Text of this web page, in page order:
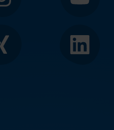
Xing LinkedIn